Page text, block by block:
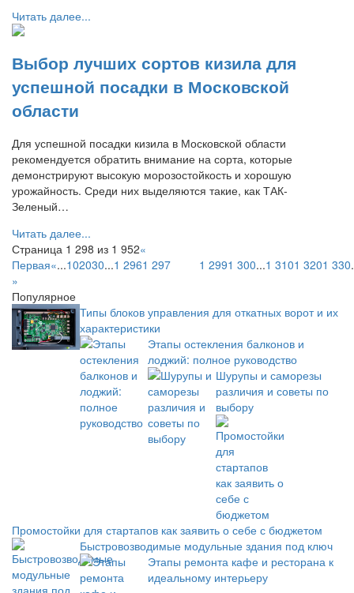
Читать далее...
Выбор лучших сортов кизила для
успешной посадки в Московской
области
Для успешной посадки кизила в Московской области
рекомендуется обратить внимание на сорта, которые
демонстрируют высокую морозостойкость и хорошую
урожайность. Среди них выделяются такие, как ТАК-
Зеленый…
Читать далее...
Страница 1 298 из 1 952«
Первая«...102030...1 2961 297 1 2991 300...1 3101 3201 330
»
Популярное
Типы блоков управления для откатных ворот и их
характеристики
Этапы остекления балконов и
лоджий: полное руководство
Шурупы и саморезы
различия и советы по
выбору
Промостойки для стартапов как заявить о себе с бюджетом
Быстровозводимые модульные здания под ключ
Этапы ремонта кафе и ресторана к
идеальному интерьеру